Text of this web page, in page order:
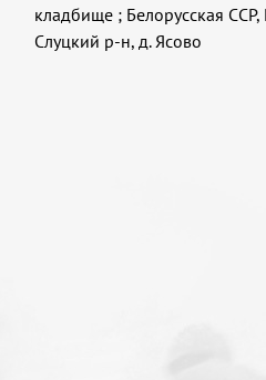
кладбище ; Белорусская
Слуцкий р-н, д. Ясово